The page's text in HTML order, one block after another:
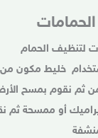
لتنظيف الحمام
خليط مكون من
ثم نقوم بمسح
أو ممسحة ثم